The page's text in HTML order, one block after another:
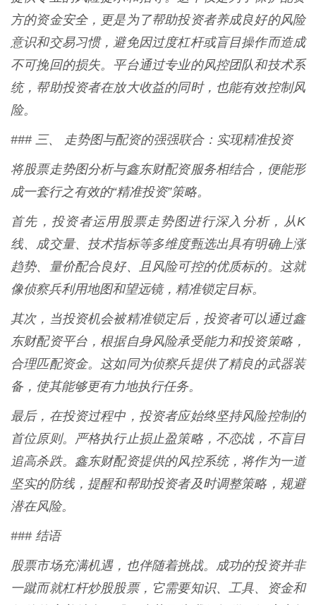
方的资金安全，更是为了帮助投资者养成良好的风险
意识和交易习惯，避免因过度杠杆或盲目操作而造成
不可挽回的损失。平台通过专业的风控团队和技术系
统，帮助投资者在放大收益的同时，也能有效控制风
险。
### 三、 走势图与配资的强强联合：实现精准投资
将股票走势图分析与鑫东财配资服务相结合，便能形
成一套行之有效的“精准投资”策略。
首先，投资者运用股票走势图进行深入分析，从K
线、成交量、技术指标等多维度甄选出具有明确上涨
趋势、量价配合良好、且风险可控的优质标的。这就
像侦察兵利用地图和望远镜，精准锁定目标。
其次，当投资机会被精准锁定后，投资者可以通过鑫
东财配资平台，根据自身风险承受能力和投资策略，
合理匹配资金。这如同为侦察兵提供了精良的武器装
备，使其能够更有力地执行任务。
最后，在投资过程中，投资者应始终坚持风险控制的
首位原则。严格执行止损止盈策略，不恋战，不盲目
追高杀跌。鑫东财配资提供的风控系统，将作为一道
坚实的防线，提醒和帮助投资者及时调整策略，规避
潜在风险。
### 结语
股票市场充满机遇，也伴随着挑战。成功的投资并非
一蹴而就杠杆炒股股票，它需要知识、工具、资金和